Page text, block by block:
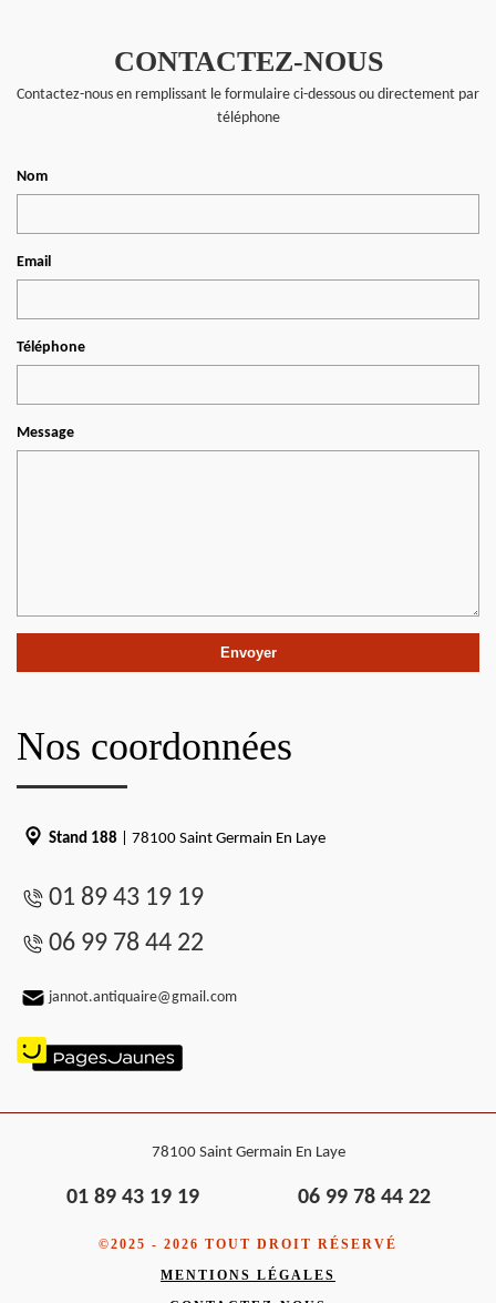
CONTACTEZ-NOUS
Contactez-nous en remplissant le formulaire ci-dessous ou directement par
téléphone
Nom
Email
Téléphone
Message
Nos coordonnées
Stand 188 | 78100 Saint Germain En Laye
01 89 43 19 19
06 99 78 44 22
jannot.antiquaire@gmail.com
78100 Saint Germain En Laye
01 89 43 19 19 06 99 78 44 22
©2025 - 2026 TOUT DROIT RÉSERVÉ
MENTIONS LÉGALES